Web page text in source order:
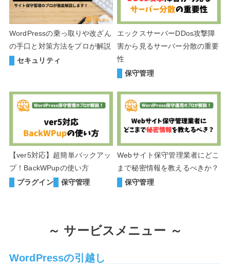
WordPressの乗っ取りや改ざん
の手口と対策方法をプロが解説
セキュリティ
エックスサーバーDDos攻撃障
害から見るサーバー分散の重要
性
保守管理
【ver5対応】超簡単バックアッ
プ！BackWPupの使い方
プラグイン
保守管理
Webサイト保守管理業者にどこ
まで秘密情報を教えるべきか？
保守管理
～ サービスメニュー ～
WordPressの引越し